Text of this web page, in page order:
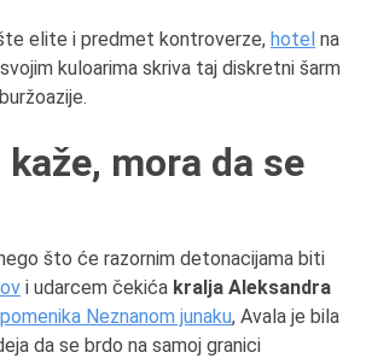
elite i predmet kontroverze, hotel na
kuloarima skriva taj diskretni šarm
mora da se
što će razornim detonacijama biti
i udarcem čekića kralja Aleksandra
Neznanom junaku, Avala je bila
da se brdo na samoj granici